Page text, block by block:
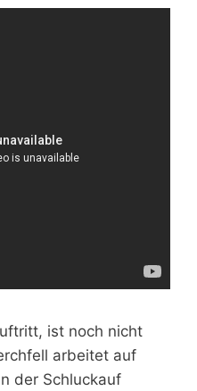
ist noch nicht
arbeitet auf
der Schluckauf